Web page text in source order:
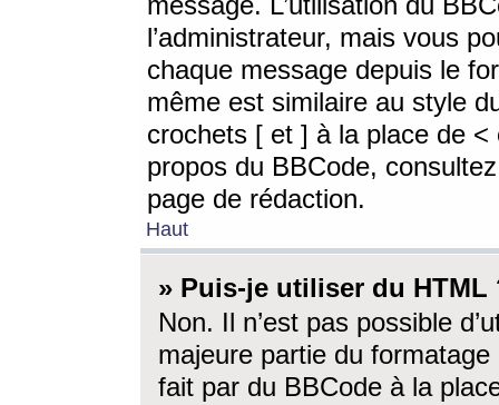
l’administrateur, mais vous
chaque message depuis le
même est similaire au style
crochets [ et ] à la place de <
propos du BBCode,
page de rédaction.
Haut
» Puis-je utiliser du HTML
Non. Il n’est pas possible
majeure partie du
fait par du BBCode à la